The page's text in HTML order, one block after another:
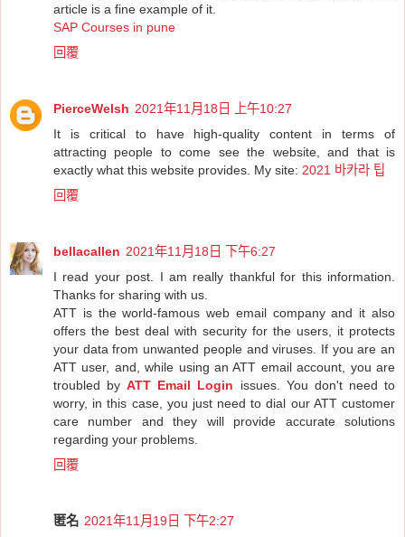
article is a fine example of it.
SAP Courses in pune
回覆
PierceWelsh 2021年11月18日 上午10:27
It is critical to have high-quality content in terms of
attracting people to come see the website, and that is
exactly what this website provides. My site: 2021 바카라 팁
回覆
bellacallen 2021年11月18日 下午6:27
I read your post. I am really thankful for this information.
Thanks for sharing with us.
ATT is the world-famous web email company and it also
offers the best deal with security for the users, it protects
your data from unwanted people and viruses. If you are an
ATT user, and, while using an ATT email account, you are
troubled byATT Email Login issues. You don't need to
worry, in this case, you just need to dial our ATT customer
care number and they will provide accurate solutions
regarding your problems.
回覆
匿名 2021年11月19日 下午2:27